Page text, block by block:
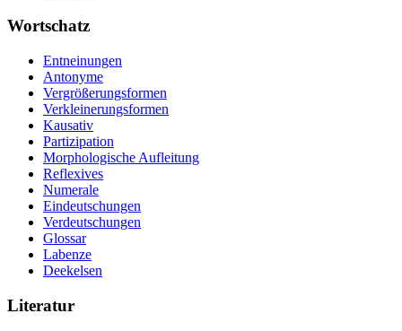
Wortschatz
Entneinungen
Antonyme
Vergrößerungsformen
Verkleinerungsformen
Kausativ
Partizipation
Morphologische Aufleitung
Reflexives
Numerale
Eindeutschungen
Verdeutschungen
Glossar
Labenze
Deekelsen
Literatur